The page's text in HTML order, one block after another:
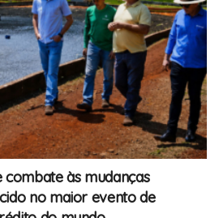
às mudanças
no maior evento de